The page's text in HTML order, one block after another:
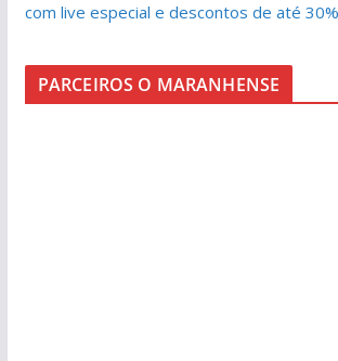
com live especial e descontos de até 30%
PARCEIROS O MARANHENSE